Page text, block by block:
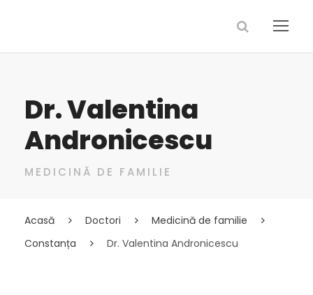
Dr. Valentina
Andronicescu
MEDICINĂ DE FAMILIE
Acasă Doctori
Medicină de familie
Constanța
Dr. Valentina Andronicescu